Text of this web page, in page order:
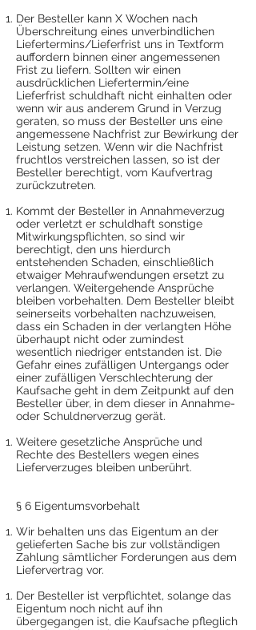
Der Besteller kann X Wochen nach
Überschreitung eines unverbindlichen
Liefertermins/Lieferfrist uns in Textform
auffordern binnen einer angemessenen
Frist zu liefern. Sollten wir einen
ausdrücklichen Liefertermin/eine
Lieferfrist schuldhaft nicht einhalten oder
wenn wir aus anderem Grund in Verzug
geraten, so muss der Besteller uns eine
angemessene Nachfrist zur Bewirkung der
Leistung setzen. Wenn wir die Nachfrist
fruchtlos verstreichen lassen, so ist der
Besteller berechtigt, vom Kaufvertrag
zurückzutreten.
Kommt der Besteller in Annahmeverzug
oder verletzt er schuldhaft sonstige
Mitwirkungspflichten, so sind wir
berechtigt, den uns hierdurch
entstehenden Schaden, einschließlich
etwaiger Mehraufwendungen ersetzt zu
verlangen. Weitergehende Ansprüche
bleiben vorbehalten. Dem Besteller bleibt
seinerseits vorbehalten nachzuweisen,
dass ein Schaden in der verlangten Höhe
überhaupt nicht oder zumindest
wesentlich niedriger entstanden ist. Die
Gefahr eines zufälligen Untergangs oder
einer zufälligen Verschlechterung der
Kaufsache geht in dem Zeitpunkt auf den
Besteller über, in dem dieser in Annahme-
oder Schuldnerverzug gerät.
Weitere gesetzliche Ansprüche und
Rechte des Bestellers wegen eines
Lieferverzuges bleiben unberührt.
§ 6 Eigentumsvorbehalt
Wir behalten uns das Eigentum an der
gelieferten Sache bis zur vollständigen
Zahlung sämtlicher Forderungen aus dem
Liefervertrag vor.
Der Besteller ist verpflichtet, solange das
Eigentum noch nicht auf ihn
übergegangen ist, die Kaufsache pfleglich